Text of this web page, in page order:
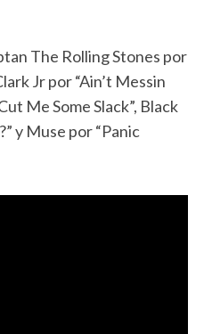
The Rolling Stones por
Jr por “Ain’t Messin
Me Some Slack”, Black
y Muse por “Panic